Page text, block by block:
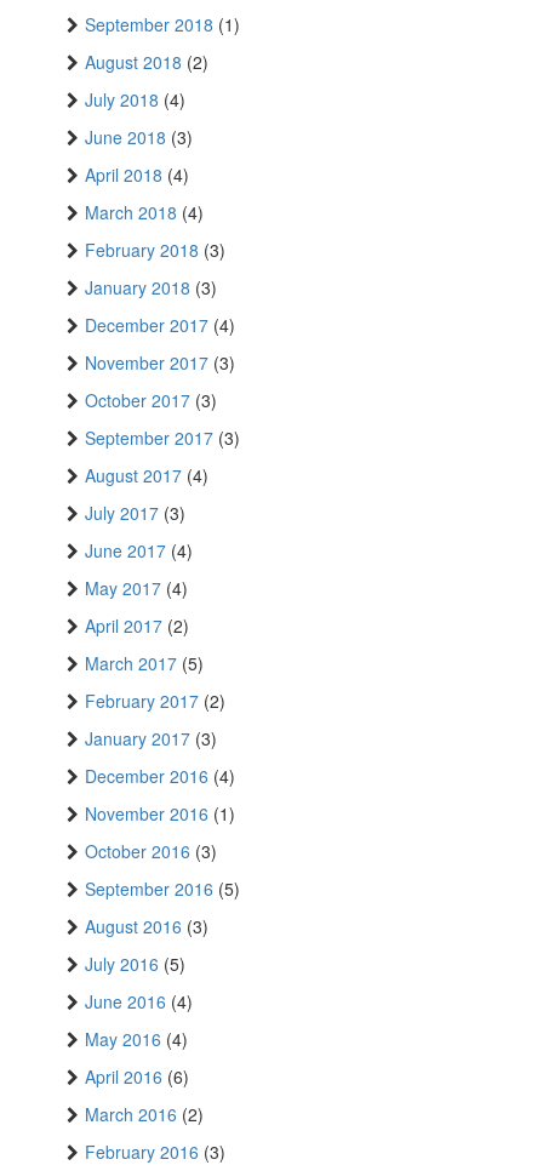
September 2018 (1)
August 2018 (2)
July 2018 (4)
June 2018 (3)
April 2018 (4)
March 2018 (4)
February 2018 (3)
January 2018 (3)
December 2017 (4)
November 2017 (3)
October 2017 (3)
September 2017 (3)
August 2017 (4)
July 2017 (3)
June 2017 (4)
May 2017 (4)
April 2017 (2)
March 2017 (5)
February 2017 (2)
January 2017 (3)
December 2016 (4)
November 2016 (1)
October 2016 (3)
September 2016 (5)
August 2016 (3)
July 2016 (5)
June 2016 (4)
May 2016 (4)
April 2016 (6)
March 2016 (2)
February 2016 (3)